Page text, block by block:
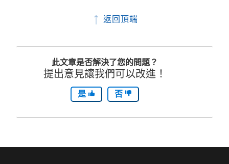
返回頂端
此文章是否解決了您的問題？
提出意見讓我們可以改進！
是 否